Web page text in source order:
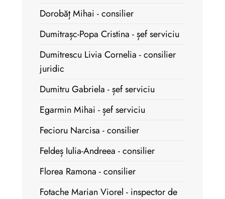
Dorobăț Mihai - consilier
Dumitrașc-Popa Cristina - șef serviciu
Dumitrescu Livia Cornelia - consilier
juridic
Dumitru Gabriela - șef serviciu
Egarmin Mihai - șef serviciu
Fecioru Narcisa - consilier
Feldeș Iulia-Andreea - consilier
Florea Ramona - consilier
Fotache Marian Viorel - inspector de